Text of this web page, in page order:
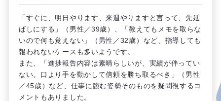
「すぐに、明日やります、来週やりますと言って、先延
ばしにする」（男性／39歳）、「教えてもメモを取らな
いので何も覚えない」（男性／32歳）など、指導しても
報われないケースも多いようです。
また、「進捗報告内容は素晴らしいが、実績が伴ってい
ない。口より手を動かして信頼を勝ち取るべき」（男性
／45歳）など、仕事に臨む姿勢そのものを疑問視するコ
メントもありました。